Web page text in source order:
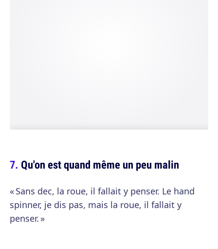
Qu'on est quand même un peu malin
« Sans dec, la roue, il fallait y penser. Le hand
spinner, je dis pas, mais la roue, il fallait y
penser. »